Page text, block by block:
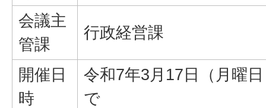
会議主
管課
行政経営課
開催日
時
令和7年3月17日（月曜
で